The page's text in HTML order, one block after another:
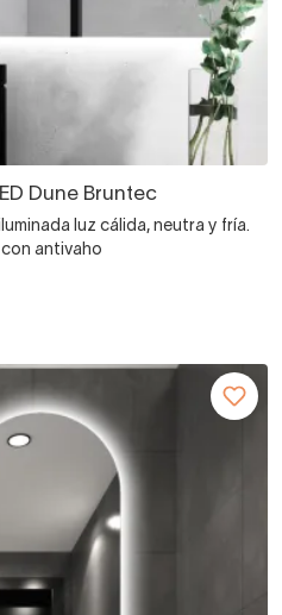
Dune Bruntec
luz cálida, neutra y fría.
antivaho